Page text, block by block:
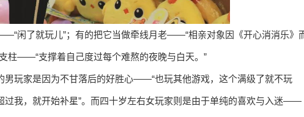
闲了就玩儿”；有的把它当做牵线月老——“相亲对象因《开心消消乐》
柱——“支撑着自己度过每个难熬的夜晚与白天。”
男玩家是因为不甘落后的好胜心——“也玩其他游戏，这个满级了就不玩
过我，就开始补星”。而四十岁左右女玩家则是由于单纯的喜欢与入迷——